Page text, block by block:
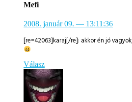
Mefi
2008. január 09. — 13:11:36
[re=42063]karaj[/re]: akkor én jó
Válasz